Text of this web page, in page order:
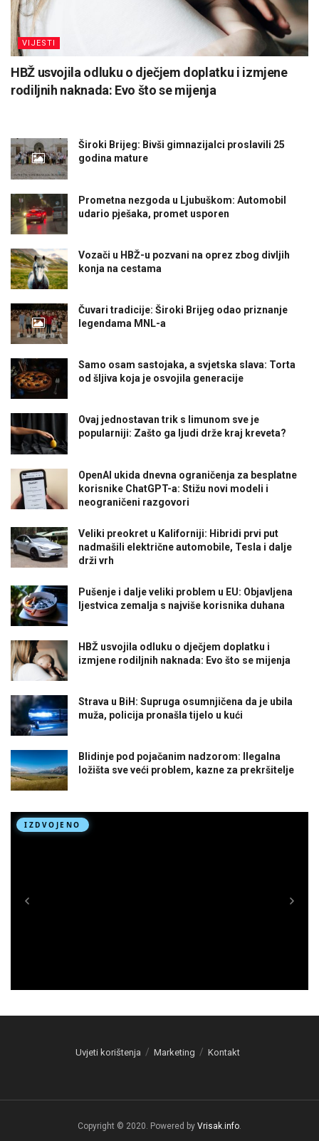
VIJESTI
HBŽ usvojila odluku o dječjem doplatku i izmjene
rodiljnih naknada: Evo što se mijenja
Široki Brijeg: Bivši gimnazijalci proslavili 25
godina mature
Prometna nezgoda u Ljubuškom: Automobil
udario pješaka, promet usporen
Vozači u HBŽ-u pozvani na oprez zbog divljih
konja na cestama
Čuvari tradicije: Široki Brijeg odao priznanje
legendama MNL-a
Samo osam sastojaka, a svjetska slava: Torta
od šljiva koja je osvojila generacije
Ovaj jednostavan trik s limunom sve je
popularniji: Zašto ga ljudi drže kraj kreveta?
OpenAI ukida dnevna ograničenja za besplatne
korisnike ChatGPT-a: Stižu novi modeli i
neograničeni razgovori
Veliki preokret u Kaliforniji: Hibridi prvi put
nadmašili električne automobile, Tesla i dalje
drži vrh
Pušenje i dalje veliki problem u EU: Objavljena
ljestvica zemalja s najviše korisnika duhana
HBŽ usvojila odluku o dječjem doplatku i
izmjene rodiljnih naknada: Evo što se mijenja
Strava u BiH: Supruga osumnjičena da je ubila
muža, policija pronašla tijelo u kući
Blidinje pod pojačanim nadzorom: Ilegalna
ložišta sve veći problem, kazne za prekršitelje
Uvjeti korištenja Marketing Kontakt
Copyright © 2020. Powered by Vrisak.info.